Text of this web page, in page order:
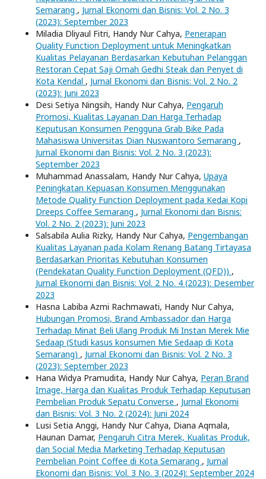
Semarang , Jurnal Ekonomi dan Bisnis: Vol. 2 No. 3
(2023): September 2023
Miladia Dliyaul Fitri, Handy Nur Cahya, Penerapan
Quality Function Deployment untuk Meningkatkan
Kualitas Pelayanan Berdasarkan Kebutuhan Pelanggan
Restoran Cepat Saji Omah Gedhi Steak dan Penyet di
Kota Kendal , Jurnal Ekonomi dan Bisnis: Vol. 2 No. 2
(2023): Juni 2023
Desi Setiya Ningsih, Handy Nur Cahya, Pengaruh
Promosi, Kualitas Layanan Dan Harga Terhadap
Keputusan Konsumen Pengguna Grab Bike Pada
Mahasiswa Universitas Dian Nuswantoro Semarang ,
Jurnal Ekonomi dan Bisnis: Vol. 2 No. 3 (2023):
September 2023
Muhammad Anassalam, Handy Nur Cahya, Upaya
Peningkatan Kepuasan Konsumen Menggunakan
Metode Quality Function Deployment pada Kedai Kopi
Dreeps Coffee Semarang , Jurnal Ekonomi dan Bisnis:
Vol. 2 No. 2 (2023): Juni 2023
Salsabila Aulia Rizky, Handy Nur Cahya, Pengembangan
Kualitas Layanan pada Kolam Renang Batang Tirtayasa
Berdasarkan Prioritas Kebutuhan Konsumen
(Pendekatan Quality Function Deployment (QFD)) ,
Jurnal Ekonomi dan Bisnis: Vol. 2 No. 4 (2023): Desember
2023
Hasna Labiba Azmi Rachmawati, Handy Nur Cahya,
Hubungan Promosi, Brand Ambassador dan Harga
Terhadap Minat Beli Ulang Produk Mi Instan Merek Mie
Sedaap (Studi kasus konsumen Mie Sedaap di Kota
Semarang) , Jurnal Ekonomi dan Bisnis: Vol. 2 No. 3
(2023): September 2023
Hana Widya Pramudita, Handy Nur Cahya, Peran Brand
Image, Harga dan Kualitas Produk Terhadap Keputusan
Pembelian Produk Sepatu Converse , Jurnal Ekonomi
dan Bisnis: Vol. 3 No. 2 (2024): Juni 2024
Lusi Setia Anggi, Handy Nur Cahya, Diana Aqmala,
Haunan Damar, Pengaruh Citra Merek, Kualitas Produk,
dan Social Media Marketing Terhadap Keputusan
Pembelian Point Coffee di Kota Semarang , Jurnal
Ekonomi dan Bisnis: Vol. 3 No. 3 (2024): September 2024